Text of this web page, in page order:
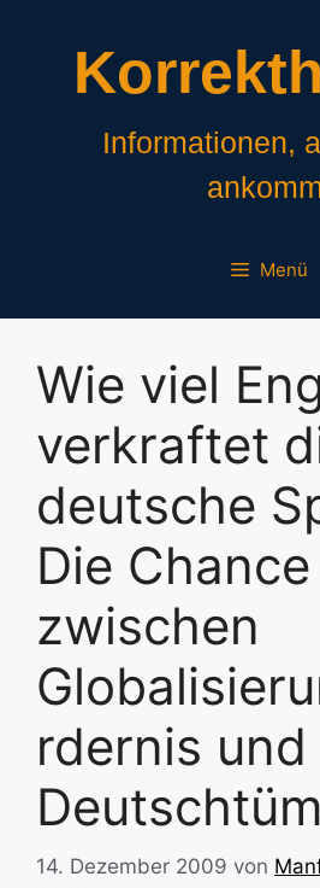
Informationen,
Menü
Wie viel
verkraftet
deutsche
Die Chance
zwischen
rdernis und
14. Dezember 2009 von